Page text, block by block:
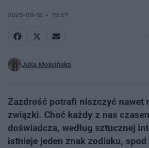
2025-09-12 15:57
Julia Mościńska
Zazdrość potrafi niszczyć nawet
związki. Choć każdy z nas
doświadcza, według sztucznej
istnieje jeden znak zodiaku,